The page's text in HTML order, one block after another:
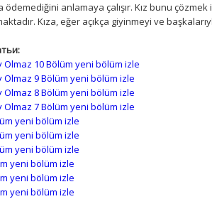
anlamaya çalışır. Kız bunu
Kıza, eğer açıkça giyinmeyi ve
Olmaz 10 Bölüm yeni bölüm izle
Olmaz 9 Bölüm yeni bölüm izle
Olmaz 8 Bölüm yeni bölüm izle
Olmaz 7 Bölüm yeni bölüm izle
yeni bölüm izle
yeni bölüm izle
yeni bölüm izle
yeni bölüm izle
yeni bölüm izle
yeni bölüm izle